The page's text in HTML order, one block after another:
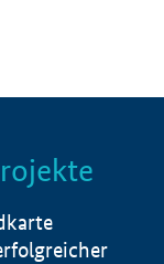
Info